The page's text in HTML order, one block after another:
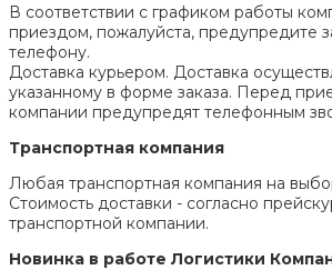
В соответствии с графиком работы
приездом, пожалуйста, предупредите
телефону.
Доставка курьером. Доставка
указанному в форме заказа. Перед
компании предупредят телефонным
Транспортная компания
Любая транспортная компания на
Стоимость доставки - согласно
транспортной компании.
Новинка в работе Логистики